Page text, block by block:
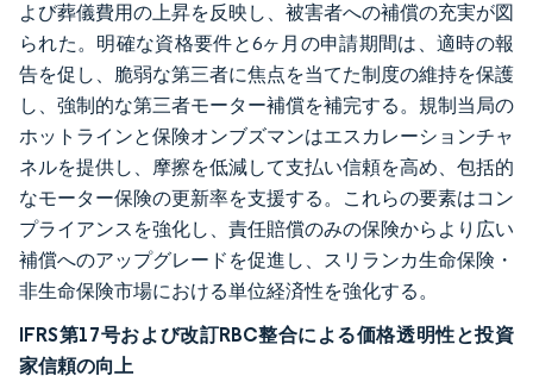
よび葬儀費用の上昇を反映し、被害者への補償の充実が図
られた。明確な資格要件と6ヶ月の申請期間は、適時の報
告を促し、脆弱な第三者に焦点を当てた制度の維持を保護
し、強制的な第三者モーター補償を補完する。規制当局の
ホットラインと保険オンブズマンはエスカレーションチャ
ネルを提供し、摩擦を低減して支払い信頼を高め、包括的
なモーター保険の更新率を支援する。これらの要素はコン
プライアンスを強化し、責任賠償のみの保険からより広い
補償へのアップグレードを促進し、スリランカ生命保険・
非生命保険市場における単位経済性を強化する。
IFRS第17号および改訂RBC整合による価格透明性と投資
家信頼の向上